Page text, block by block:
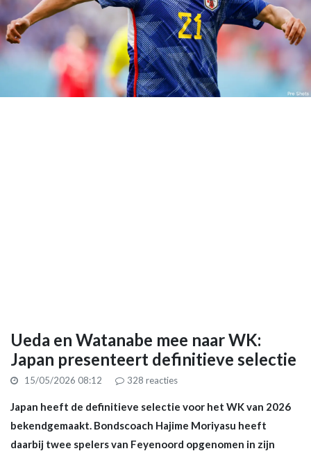
Ueda en Watanabe mee naar WK:
Japan presenteert definitieve selectie
15/05/2026 08:12 328 reacties
Japan heeft de definitieve selectie voor het WK van 2026
bekendgemaakt. Bondscoach Hajime Moriyasu heeft
daarbij twee spelers van Feyenoord opgenomen in zijn